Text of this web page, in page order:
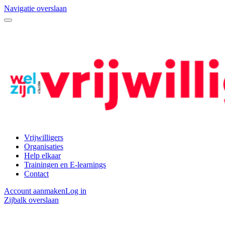
Navigatie overslaan
Vrijwilligers
Organisaties
Help elkaar
Trainingen en E-learnings
Contact
Account aanmakenLog in
Zijbalk overslaan